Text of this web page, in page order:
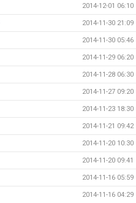
2014-12-01 06:10
2014-11-30 21:09
2014-11-30 05:46
2014-11-29 06:20
2014-11-28 06:30
2014-11-27 09:20
2014-11-23 18:30
2014-11-21 09:42
2014-11-20 10:30
2014-11-20 09:41
2014-11-16 05:59
2014-11-16 04:29